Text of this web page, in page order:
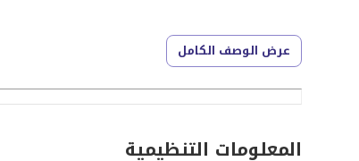
عدد الغرف: 3 غرف نوم + غرفة ناني
عدد الحمامات: 4 حمامات
التشطيب: سوبر لوكس
عرض الوصف الكامل
المعلومات التنظيمية